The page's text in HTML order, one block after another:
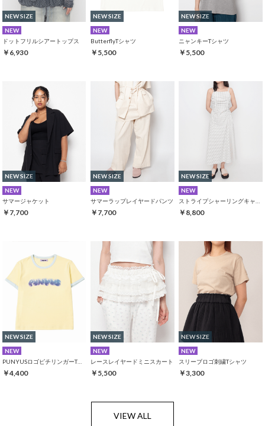
NEW SIZE
NEW
ドットフリルシアートップス
￥6,930
NEW SIZE
NEW
ButterflyTシャツ
￥5,500
NEW SIZE
NEW
ニャンキーTシャツ
￥5,500
NEW SIZE
NEW
サマージャケット
￥7,700
NEW SIZE
NEW
サマーラップレイヤードパンツ
￥7,700
NEW SIZE
NEW
￥8,800
NEW SIZE
NEW
PUNYUSロゴピチリンガーTシャツ
￥4,400
NEW SIZE
NEW
レースレイヤードミニスカート
￥5,500
NEW SIZE
NEW
スリーブロゴ刺繍Tシャツ
￥3,300
VIEW ALL